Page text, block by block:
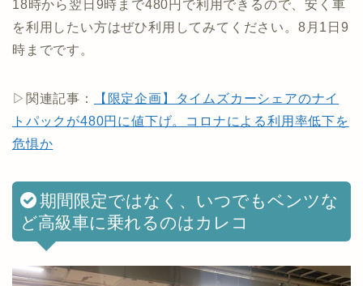
18時から翌日9時まで480円で利用できるので、安く車
を利用したい方はぜひ利用してみてください。8月1日9
時までです。
▷関連記事：
【限定企画】タイムズカーシェアのナイ
トパックが480円に値下げ。コロナによる利用率低下を
危惧か
期間限定ではなく、いつでもベンツな
ど高級車に乗れるのはカレコ